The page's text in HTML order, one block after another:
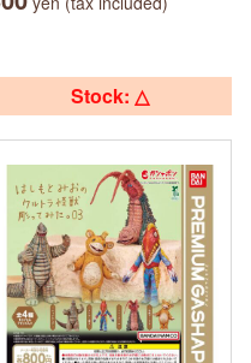
Stock: △